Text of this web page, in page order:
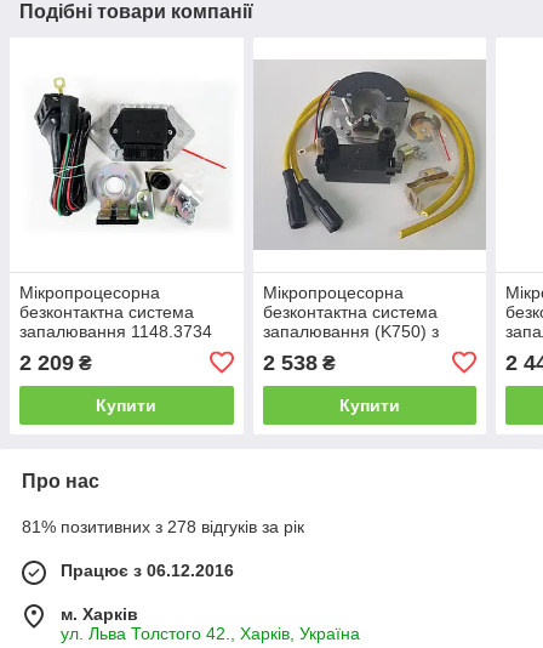
Подібні товари компанії
Мікропроцесорна
безконтактна система
запалювання 1148.3734
2 209 ₴
Купити
Мікропроцесорна
безконтактна система
запалювання (K750) з
котушкою запалювання і
високовольтними
проводами.
2 538₴
Купити
2
Про нас
81% позитивних з 278 відгуків за рік
Працює з 06.12.2016
м. Харків
ул. Льва Толстого 42., Харків, Україна